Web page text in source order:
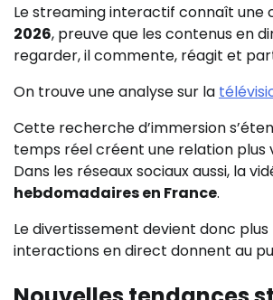
Le streaming interactif connaît
2026, preuve que les contenus en
regarder, il commente, réagit et
On trouve une analyse sur la
Cette recherche d’immersion
temps réel créent une relation plus
Dans les réseaux sociaux aussi, la
hebdomadaires en France.
Le divertissement devient donc
interactions en direct donnent au